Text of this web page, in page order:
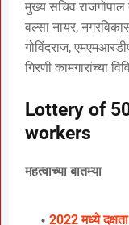
मुख्य सचिव राजगोपाल
वल्सा नायर,
गोविंदराज,
गिरणी कामगारांच्या
Lottery of
workers
महत्वाच्या बातम्या
2022 मध्ये